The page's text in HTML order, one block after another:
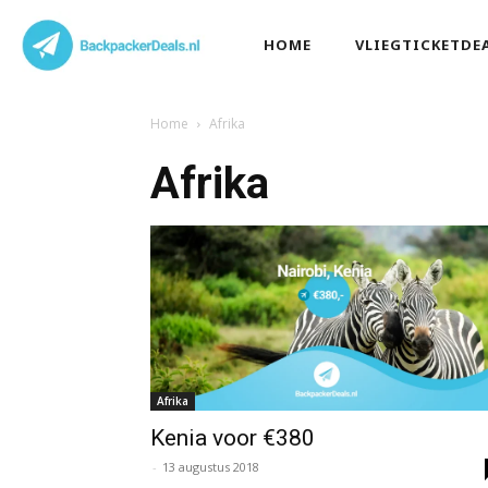
HOME
Home Afrika
Afrika
Afrika
Kenia voor €380
- 13 augustus 2018